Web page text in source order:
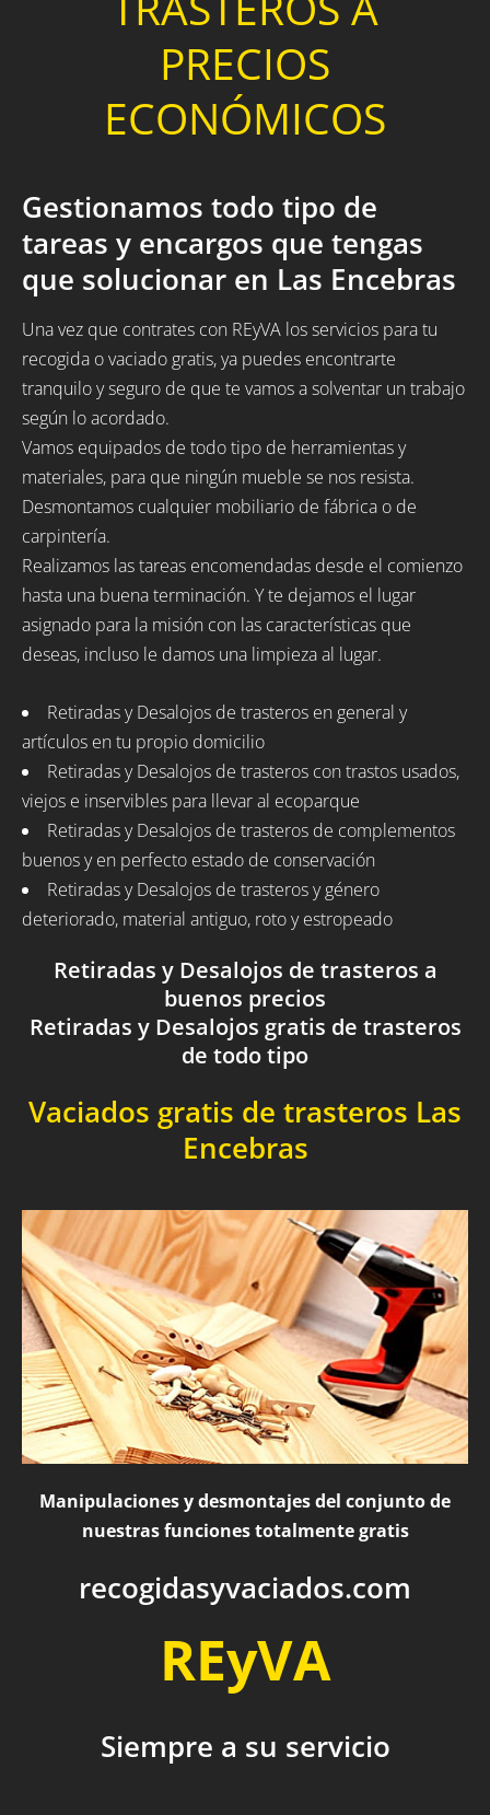
PRECIOS
ECONÓMICOS
Gestionamos todo tipo de
tareas y encargos que tengas
que solucionar en Las Encebras
Una vez que contrates con REyVA los servicios para tu
recogida o vaciado gratis, ya puedes encontrarte
tranquilo y seguro de que te vamos a solventar un trabajo
según lo acordado.
Vamos equipados de todo tipo de herramientas y
materiales, para que ningún mueble se nos resista.
Desmontamos cualquier mobiliario de fábrica o de
carpintería.
Realizamos las tareas encomendadas desde el comienzo
hasta una buena terminación. Y te dejamos el lugar
asignado para la misión con las características que
deseas, incluso le damos una limpieza al lugar.
Retiradas y Desalojos de trasteros en general y
artículos en tu propio domicilio
Retiradas y Desalojos de trasteros con trastos usados,
viejos e inservibles para llevar al ecoparque
Retiradas y Desalojos de trasteros de complementos
buenos y en perfecto estado de conservación
Retiradas y Desalojos de trasteros y género
deteriorado, material antiguo, roto y estropeado
Retiradas y Desalojos de trasteros a
buenos precios
Retiradas y Desalojos gratis de trasteros
de todo tipo
Vaciados gratis de trasteros Las
Encebras
Manipulaciones y desmontajes del conjunto de
nuestras funciones totalmente gratis
recogidasyvaciados.com
REyVA
Siempre a su servicio